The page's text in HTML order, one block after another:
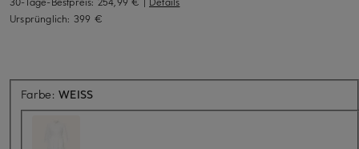
Ursprünglich: 399 €
Farbe:WEISS